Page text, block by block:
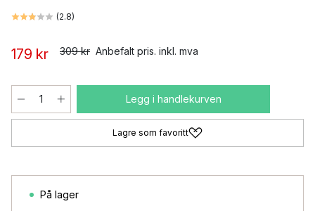
(2.8)
179 kr 309 kr Anbefalt pris. inkl. mva
Legg i handlekurven
Lagre som favoritt
På lager